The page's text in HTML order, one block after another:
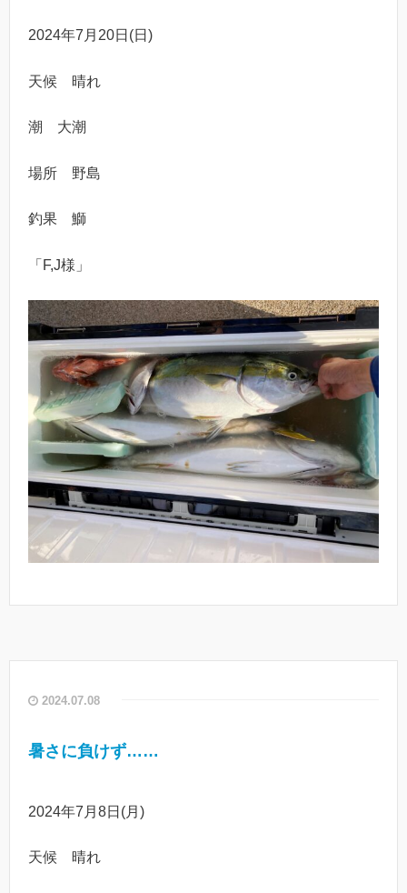
2024年7月20日(日)
天候 晴れ
潮 大潮
場所 野島
釣果 鰤
「F,J様」
2024.07.08
暑さに負けず……
2024年7月8日(月)
天候 晴れ